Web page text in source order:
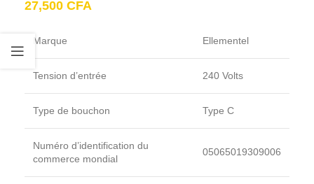
27,500 CFA
Marque Ellementel
Tension d’entrée 240 Volts
Type de bouchon Type C
Numéro d’identification du
commerce mondial
05065019309006